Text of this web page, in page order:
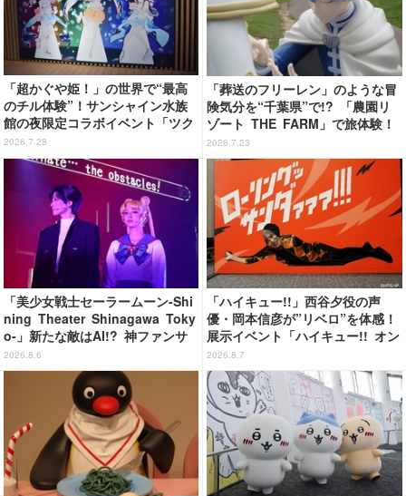
「超かぐや姫！」の世界で“最高
のチル体験”！サンシャイン水族
館の夜限定コラボイベント「ツク
ヨミアクアリウム」が癒やしすぎ
た【体験レポ】
2026.7.28
「葬送のフリーレン」のような冒
険気分を“千葉県”で!? 「農園リ
ゾート THE FARM」で旅体験！
【レポ】
2026.7.23
「美少女戦士セーラームーン-Shi
ning Theater Shinagawa Toky
o-」新たな敵はAI!? 神ファンサ
も健在で舞台初心者も悶絶！＜第
2期レビュー＞
2026.8.6
「ハイキュー!!」西谷夕役の声
優・岡本信彦が”リベロ”を体感！
展示イベント「ハイキュー!! オン
ザ コート」東京会場が開幕
2026.8.7